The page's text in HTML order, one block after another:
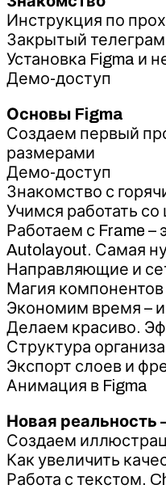
Инструкция по
Закрытый
Установка Figma и
Демо-доступ
Основы Figma
Создаем первый
размерами
Демо-доступ
Знакомство с
Учимся работать
Работаем с Frame –
Autolayout. Самая
Направляющие и
Магия компонентов
Экономим время –
Делаем красиво.
Структура
Экспорт слоев и
Анимация в Figma
Новая реальность
Создаем
Как увеличить
Работа с текстом.